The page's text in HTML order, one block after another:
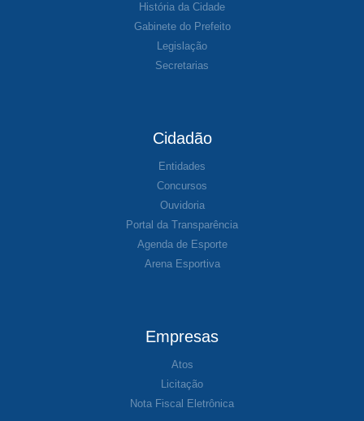
História da Cidade
Gabinete do Prefeito
Legislação
Secretarias
Cidadão
Entidades
Concursos
Ouvidoria
Portal da Transparência
Agenda de Esporte
Arena Esportiva
Empresas
Atos
Licitação
Nota Fiscal Eletrônica